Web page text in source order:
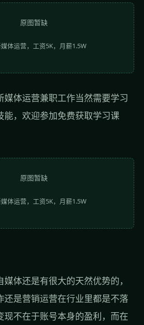
原图暂缺
体运营，工资5K，月薪1.5W
媒体运营兼职工作当然需要学习
能，欢迎参加免费获取学习课
原图暂缺
体运营，工资5K，月薪1.5W
体还是有很大的天然优势的，
还是营销运营在行业里都是不落
现不在于账号本身的盈利，而在